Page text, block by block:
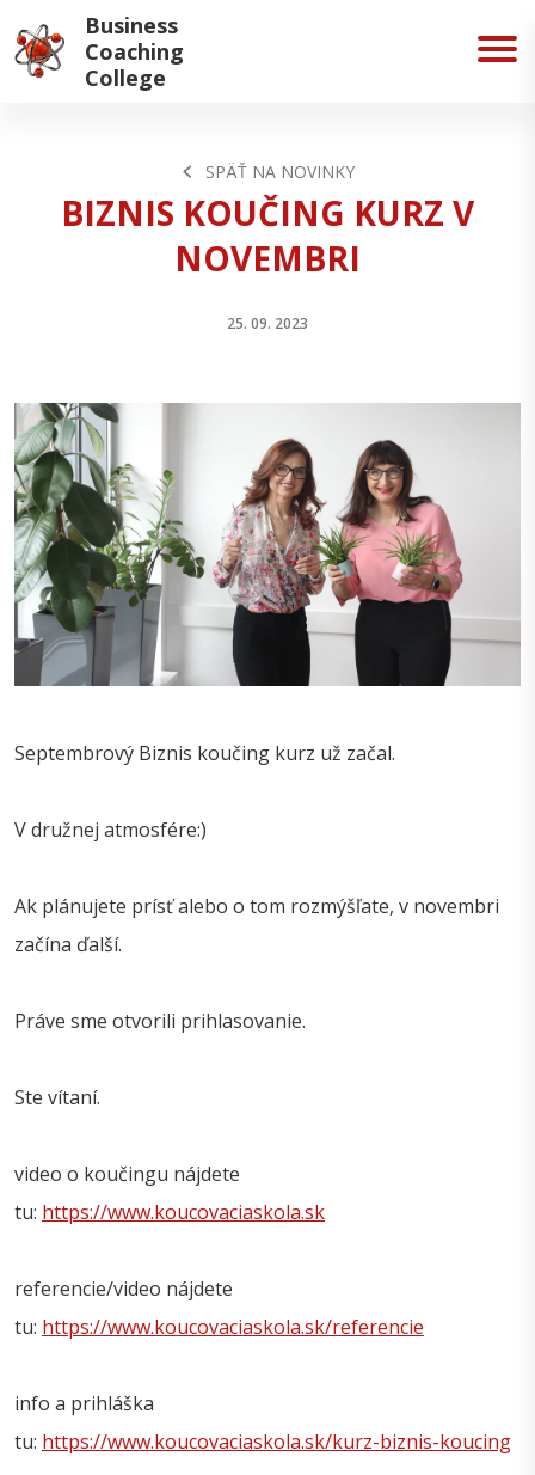
Business
Coaching
College
SPÄŤ NA NOVINKY
BIZNIS KOUČING KURZ V
NOVEMBRI
25. 09. 2023
Septembrový Biznis koučing kurz už začal.
V družnej atmosfére:)
Ak plánujete prísť alebo o tom rozmýšľate, v novembri
začína ďalší.
Práve sme otvorili prihlasovanie.
Ste vítaní.
video o koučingu nájdete
tu: https://www.koucovaciaskola.sk
referencie/video nájdete
tu: https://www.koucovaciaskola.sk/referencie
info a prihláška
tu: https://www.koucovaciaskola.sk/kurz-biznis-koucing